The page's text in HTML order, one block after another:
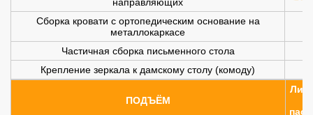
Сборка кровати с ортопедическим основание на
металлокаркасе
Частичная сборка письменного стола
Крепление зеркала к дамскому столу (комоду)
ПОДЪЁМ